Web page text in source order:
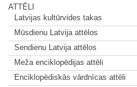
ATTĒLI
Latvijas kultūrvides takas
Mūsdienu Latvija attēlos
Sendienu Latvija attēlos
Meža enciklopēdijas attēli
Enciklopēdiskās vārdnīcas attēli